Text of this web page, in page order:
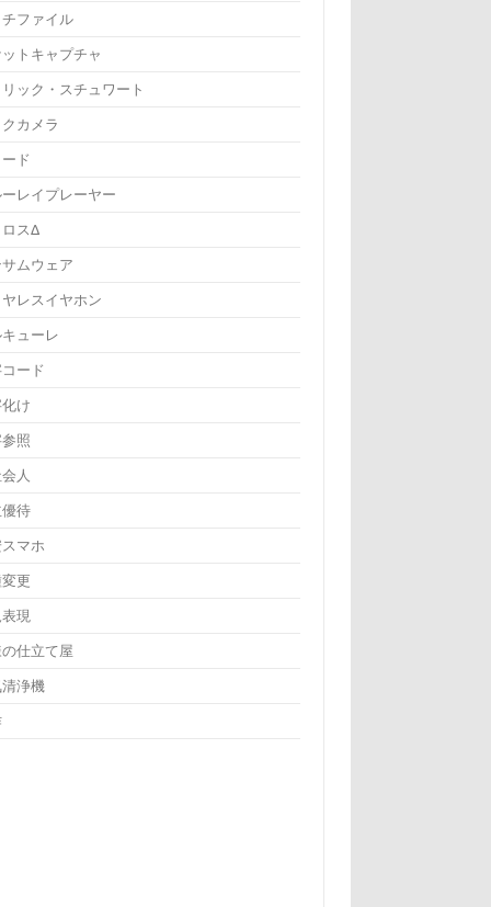
ファイル
トキャプチャ
ック・スチュワート
カメラ
ド
レイプレーヤー
ロスΔ
ムウェア
レスイヤホン
ューレ
ード
け
照
人
待
マホ
更
現
仕立て屋
浄機